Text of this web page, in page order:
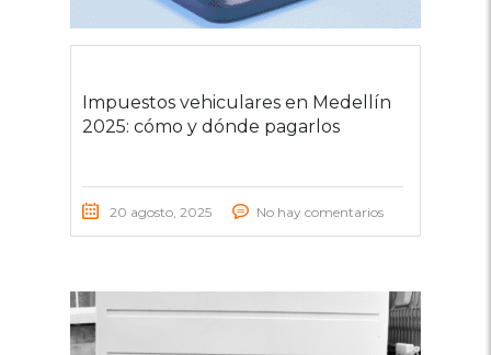
Impuestos vehiculares en Medellín
2025: cómo y dónde pagarlos
20 agosto, 2025 No hay comentarios